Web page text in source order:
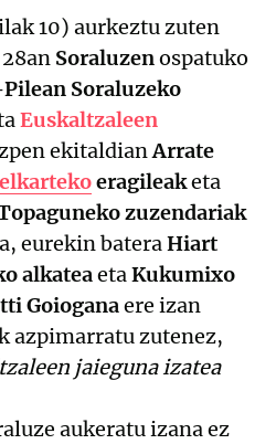
10) aurkeztu zuten
Soraluzenospatuko
Soraluzeko
Euskaltzaleen
ekitaldianArrate
eragileaketa
zuzendariak
eurekin bateraHiart
alkateaetaKukumixo
Goioganaere izan
azpimarratu zutenez,
jaieguna izatea
aukeratu izana ez